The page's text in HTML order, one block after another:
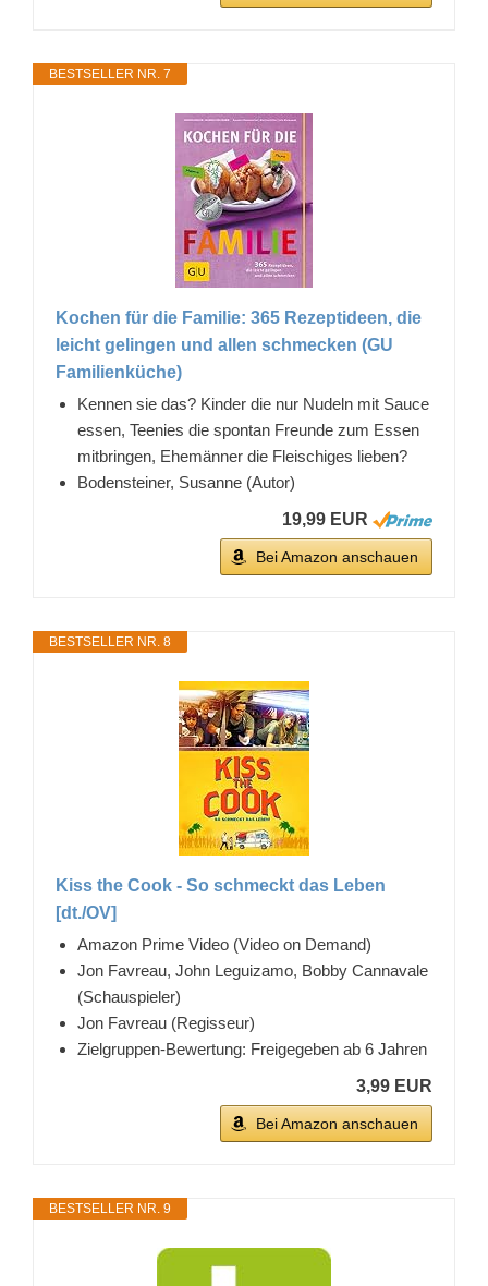
BESTSELLER NR. 7
Kochen für die Familie: 365 Rezeptideen, die
leicht gelingen und allen schmecken (GU
Familienküche)
Kennen sie das? Kinder die nur Nudeln mit Sauce
essen, Teenies die spontan Freunde zum Essen
mitbringen, Ehemänner die Fleischiges lieben?
Bodensteiner, Susanne (Autor)
19,99 EUR
Bei Amazon anschauen
BESTSELLER NR. 8
Kiss the Cook - So schmeckt das Leben
[dt./OV]
Amazon Prime Video (Video on Demand)
Jon Favreau, John Leguizamo, Bobby Cannavale
(Schauspieler)
Jon Favreau (Regisseur)
Zielgruppen-Bewertung: Freigegeben ab 6 Jahren
3,99 EUR
Bei Amazon anschauen
BESTSELLER NR. 9